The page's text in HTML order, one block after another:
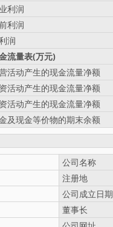
利润
利润
润
流量表(万元)
活动产生的现金流量净额
活动产生的现金流量净额
活动产生的现金流量净额
及现金等价物的期末余额
公司名称
注册地
公司成立日期
董事长